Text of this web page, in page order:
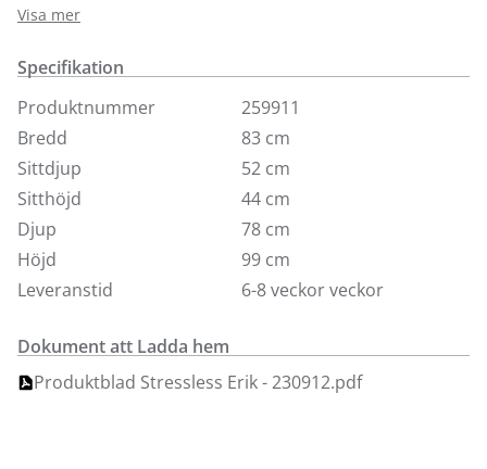
Med Stressless® patenterade system Glide® , Plus®
och Balance Adapt ger Stressless Erik överlägset stöd
och enastående komfort.
Plus System,ger dig optimal komfort och stöd för
nacke och korsrygg oavsett om du sitter eller ligger.
Sov-funktionen aktiveras med ett enkelt handgrepp.
Glide System,
friktion, så följer sitsen dina minsta rörelser.
BalanceAdapt.
Små, enkla rörelser som ökar
komfortupplevelsen. Med BalanceAdapt anpassar sig
sittvinkeln automatiskt efter kroppens minsta rörelse.
butiker.
Visa mer
Specifikation
Produktnummer
259911
Bredd
83 cm
Sittdjup
52 cm
Sitthöjd
44 cm
Djup
78 cm
Höjd
99 cm
Leveranstid
6-8 veckor veckor
Dokument att Ladda hem
Produktblad Stressless Erik - 230912.pdf